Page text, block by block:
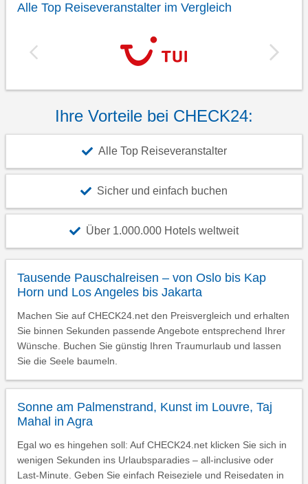
Alle Top Reiseveranstalter im Vergleich
Ihre Vorteile bei CHECK24:
Alle Top Reiseveranstalter
Sicher und einfach buchen
Über 1.000.000 Hotels weltweit
Tausende Pauschalreisen – von Oslo bis Kap
Horn und Los Angeles bis Jakarta
Machen Sie auf CHECK24.net den Preisvergleich und erhalten
Sie binnen Sekunden passende Angebote entsprechend Ihrer
Wünsche. Buchen Sie günstig Ihren Traumurlaub und lassen
Sie die Seele baumeln.
Sonne am Palmenstrand, Kunst im Louvre, Taj
Mahal in Agra
Egal wo es hingehen soll: Auf CHECK24.net klicken Sie sich in
wenigen Sekunden ins Urlaubsparadies – all-inclusive oder
Last-Minute. Geben Sie einfach Reiseziele und Reisedaten in